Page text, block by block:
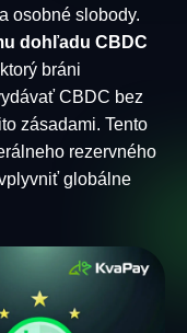
osobné slobody.
dohľadu CBDC
bráni
CBDC bez
zásadami. Tento
rezervného
globálne